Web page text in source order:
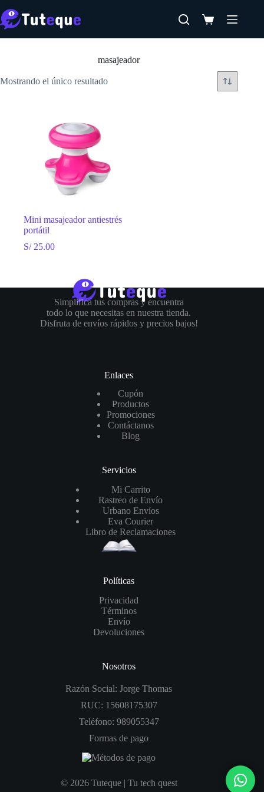
al
contenido
Carro
masajeador
Mostrando el único resultado
Mini masajeador antiestrés
portátil
S/25.00
Simplifica tus compras y encuentra
todo lo que necesitas en nuestra tienda.
Disfruta de envíos rápidos y precios bajos!
Enlaces
Cupón
Productos
Promociones
Contáctanos
Blog
Servicios
Mi Carrito
Rastreo de Envío
Urbano Envíos
Eva Courier
Libro de Reclamaciones
Políticas
Privacidad
Términos
Envío
Devoluciones
Nosotros
Razón Social: Jorge Thomas
RUC: 15608175307
Teléfono: 989055347
Formas de pago
© 2026 Tuteque | Tu tech quest